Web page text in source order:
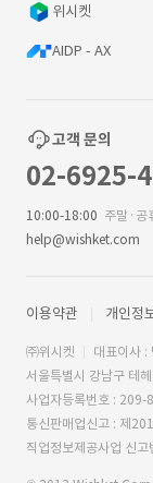
위시켓
AIDP - AX
고객 문의
02-6925-
10:00-18:00 주말·공
help@wishket.com
이용약관 개인정
㈜위시켓
대표이사 :
서울특별시 강남구 테
사업자등록번호 :
통신판매업신고 : 제
직업정보제공사업 신